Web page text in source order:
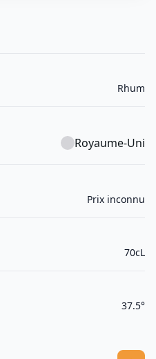
Rhum
Royaume-Uni
Prix inconnu
70cL
37.5°